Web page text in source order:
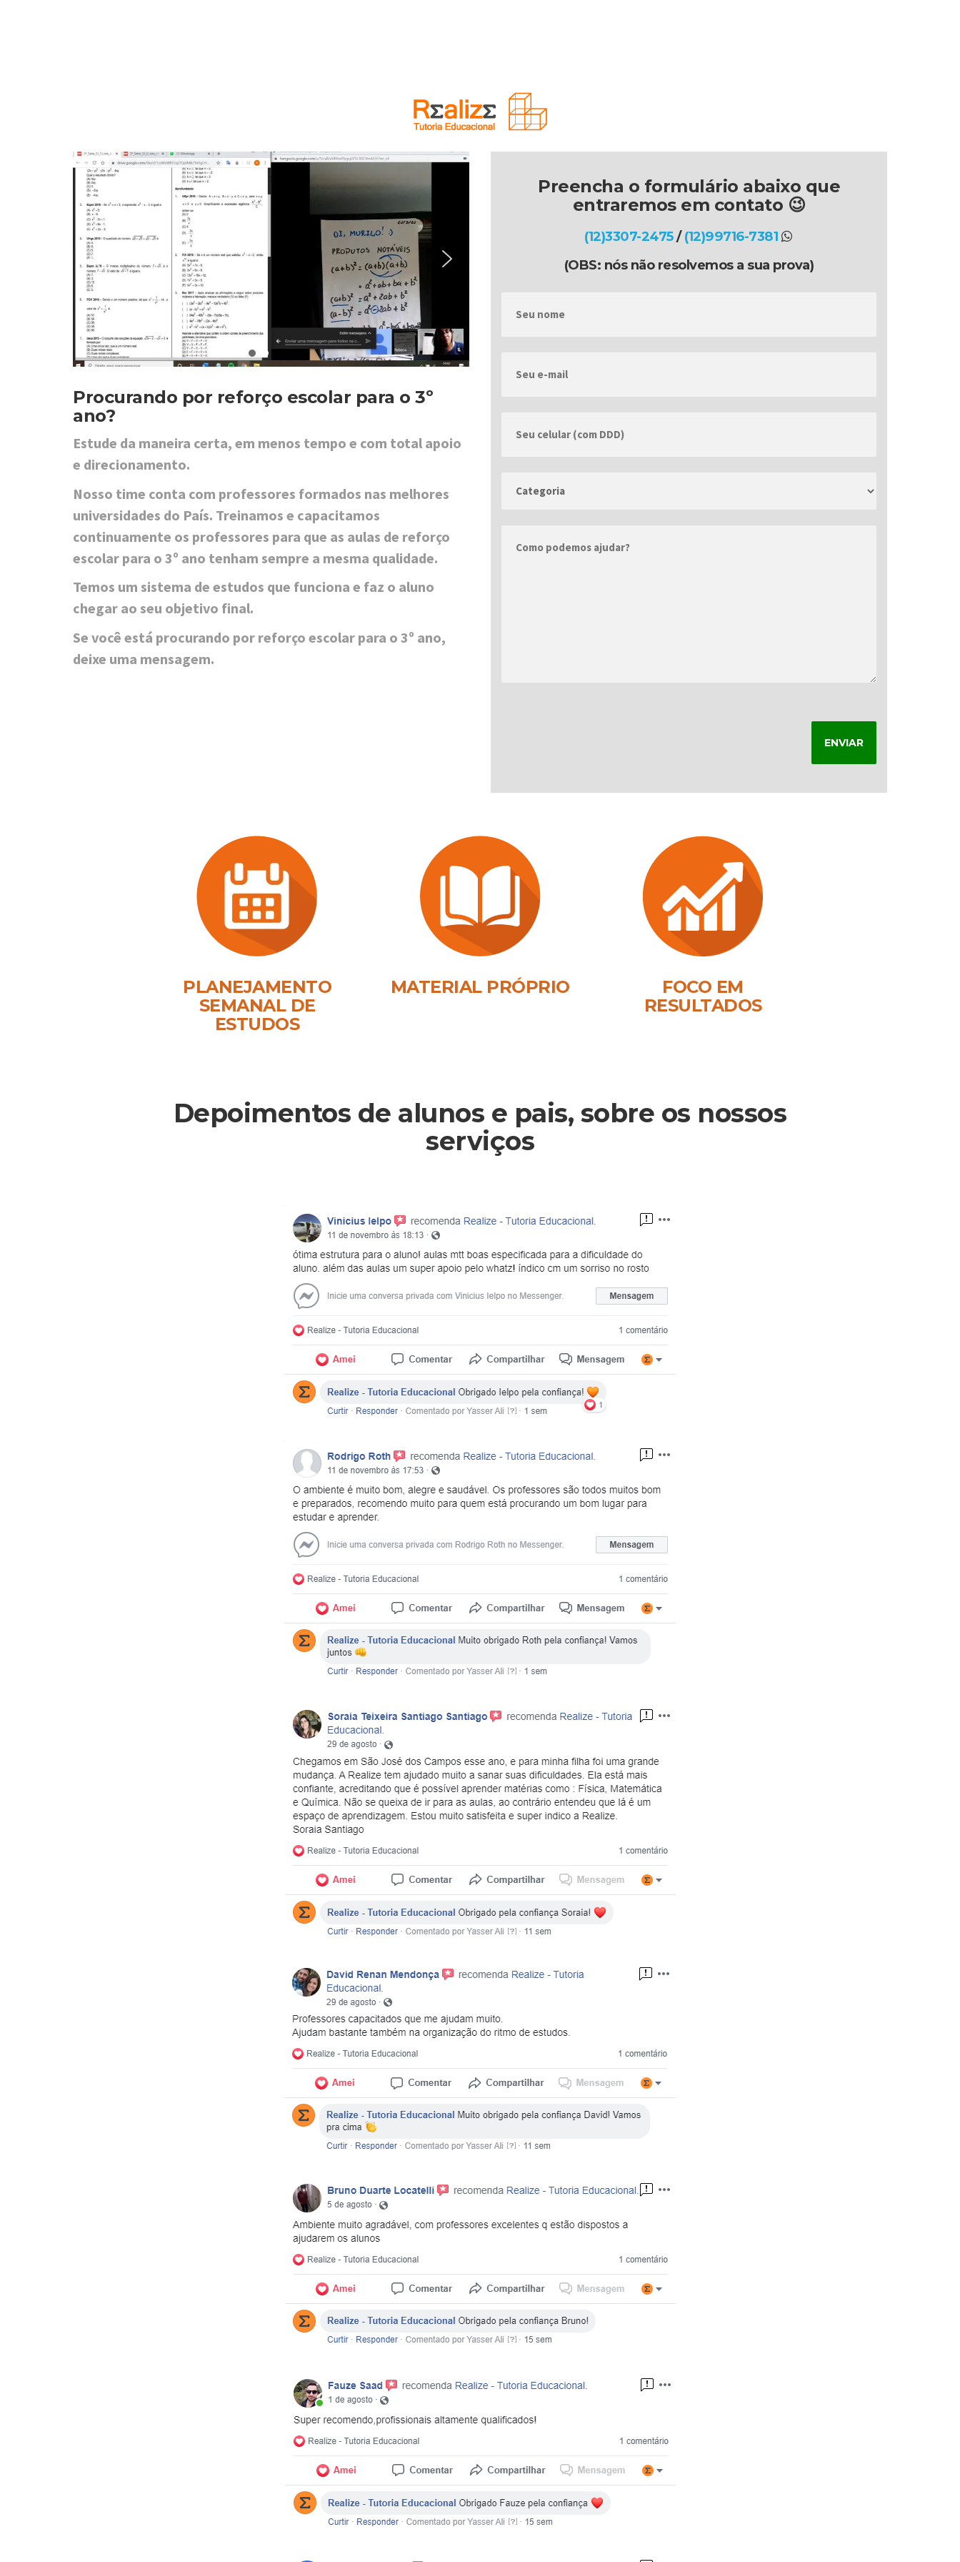
Procurando por reforço escolar para o 3º
ano?
Estude da maneira certa, em menos tempo e com total apoio
e direcionamento.
Nosso time conta com professores formados nas melhores
universidades do País. Treinamos e capacitamos
continuamente os professores para que as aulas de reforço
escolar para o 3º ano tenham sempre a mesma qualidade.
Temos um sistema de estudos que funciona e faz o aluno
chegar ao seu objetivo final.
Se você está procurando por reforço escolar para o 3º ano,
deixe uma mensagem.
Preencha o formulário abaixo que
entraremos em contato 😉
(12)3307-2475/(12)99716-7381
(OBS: nós não resolvemos a sua prova)
PLANEJAMENTO
SEMANAL DE
ESTUDOS
MATERIAL PRÓPRIO
FOCO EM
RESULTADOS
Depoimentos de alunos e pais, sobre os nossos
serviços